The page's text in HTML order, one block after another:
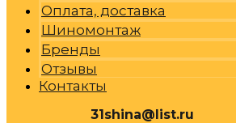
Оплата, доставка
Шиномонтаж
Бренды
Отзывы
Контакты
31shina@list.ru